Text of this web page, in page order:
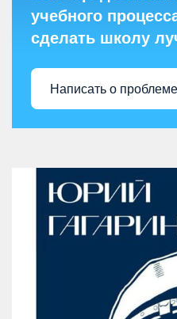
учебного
сделать школу
Написать о проблеме